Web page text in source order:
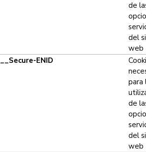
de
del
web
__Secure-ENID
para
de
del
web